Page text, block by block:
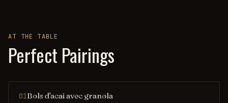
AT THE TABLE
Perfect Pairings
01Bols d'acai avec granola